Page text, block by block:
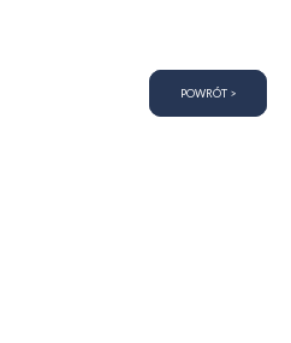
POWRÓT >